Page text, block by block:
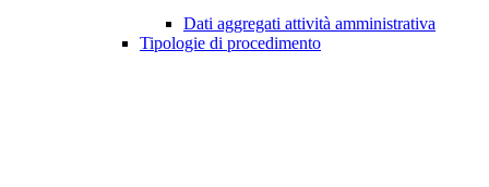
Dati aggregati attività amministrativa
Tipologie di procedimento